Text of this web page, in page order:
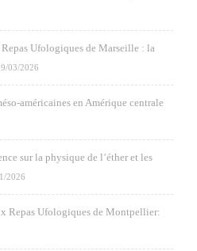
Ufologiques de Marseille : la
03/2026
américaines en Amérique centrale
sur la physique de l’éther et les
2026
Repas Ufologiques de Montpellier: